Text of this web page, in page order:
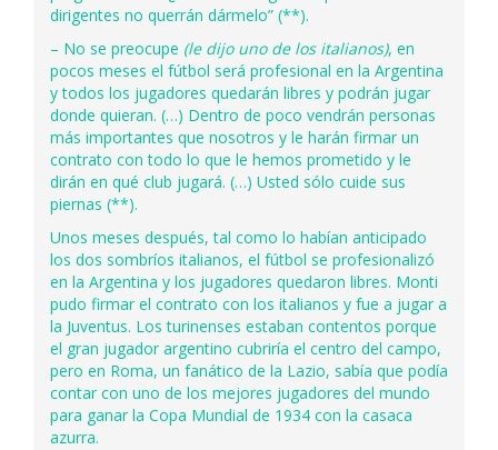
dirigentes no querrán dármelo” (**).
– No se preocupe (le dijo uno de los italianos), en
pocos meses el fútbol será profesional en la Argentina
y todos los jugadores quedarán libres y podrán jugar
donde quieran. (…) Dentro de poco vendrán personas
más importantes que nosotros y le harán firmar un
contrato con todo lo que le hemos prometido y le
dirán en qué club jugará. (…) Usted sólo cuide sus
piernas (**).
Unos meses después, tal como lo habían anticipado
los dos sombríos italianos, el fútbol se profesionalizó
en la Argentina y los jugadores quedaron libres. Monti
pudo firmar el contrato con los italianos y fue a jugar a
la Juventus. Los turinenses estaban contentos porque
el gran jugador argentino cubriría el centro del campo,
pero en Roma, un fanático de la Lazio, sabía que podía
contar con uno de los mejores jugadores del mundo
para ganar la Copa Mundial de 1934 con la casaca
azurra.